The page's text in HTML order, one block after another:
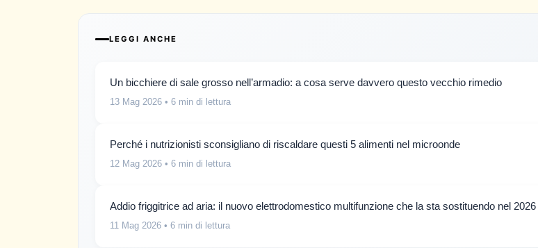
LEGGI ANCHE
Un bicchiere di sale grosso nell’armadio: a cosa serve davvero questo vecchio rimedio
13 Mag 2026 • 6 min di lettura
Perché i nutrizionisti sconsigliano di riscaldare questi 5 alimenti nel microonde
12 Mag 2026 • 6 min di lettura
Addio friggitrice ad aria: il nuovo elettrodomestico multifunzione che la sta sostituendo nel 2026
11 Mag 2026 • 6 min di lettura